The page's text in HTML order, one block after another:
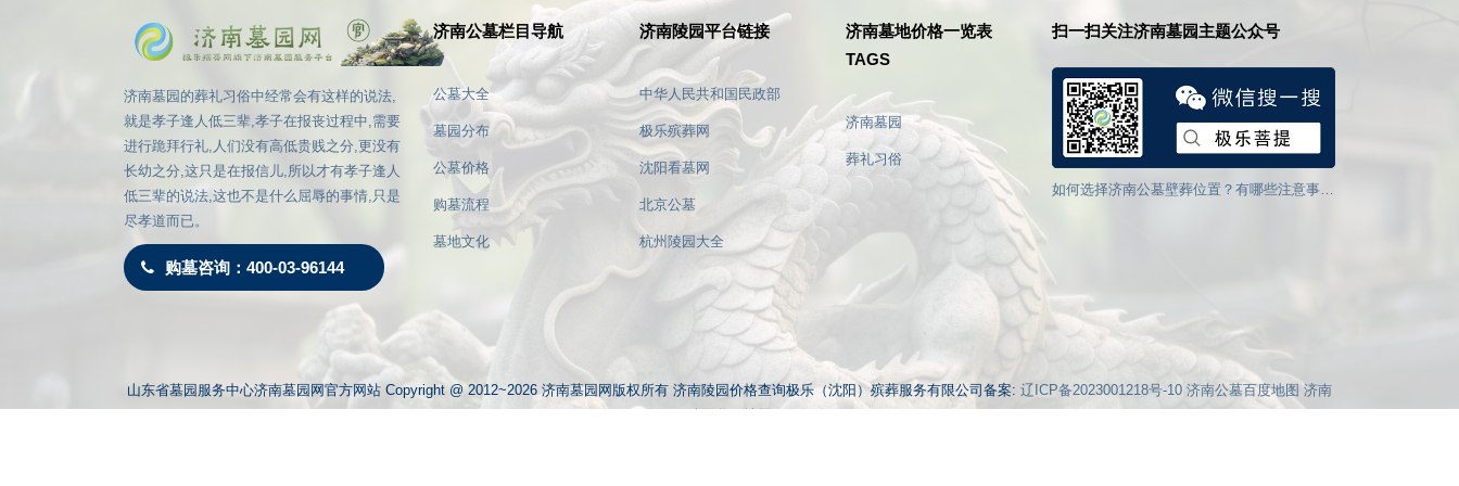
济南墓园的葬礼习俗中经常会有这样的说法,
就是孝子逢人低三辈,孝子在报丧过程中,需要
进行跪拜行礼,人们没有高低贵贱之分,更没有
长幼之分,这只是在报信儿,所以才有孝子逢人
低三辈的说法,这也不是什么屈辱的事情,只是
尽孝道而已。
购墓咨询：400-03-96144
济南公墓栏目导航
公墓大全
墓园分布
公墓价格
购墓流程
墓地文化
殡仪馆
济南陵园平台链接
中华人民共和国民政部
极乐殡葬网
沈阳看墓网
北京公墓
杭州陵园大全
家族墓地网
济南墓地价格一览表
TAGS
济南墓园
葬礼习俗
扫一扫关注济南墓园主题公众号
济南陵园价格是多少？影响价格的因素及不同
类型陵园选择介绍
济南双峰山墓园，实用避坑策略，确保您的选
择物有所值
如何选择济南公墓壁葬位置？有哪些注意事
山东省墓园服务中心济南墓园网官方网站 Copyright @ 2012~2026 济南墓园网版权所有 济南陵园价格查询极乐（沈阳）殡葬服务有限公司备案: 辽ICP备2023001218号-10 济南公墓百度地图 济南
陵园谷歌地图